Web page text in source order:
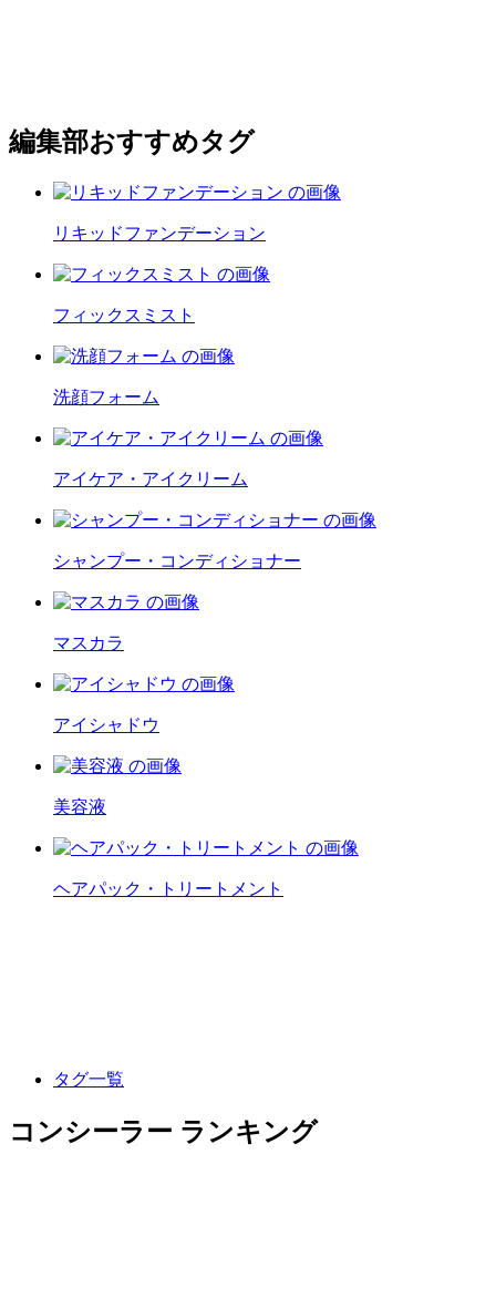
編集部おすすめタグ
リキッドファンデーション
フィックスミスト
洗顔フォーム
アイケア・アイクリーム
シャンプー・コンディショナー
マスカラ
アイシャドウ
美容液
ヘアパック・トリートメント
タグ一覧
コンシーラー ランキング